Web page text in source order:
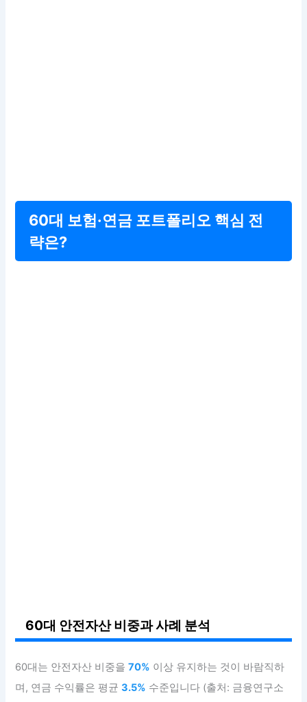
60대 보험·연금 포트폴리오 핵심 전
략은?
60대 안전자산 비중과 사례 분석
60대는 안전자산 비중을70% 이상 유지하는 것이 바람직하
며, 연금 수익률은 평균3.5% 수준입니다 (출처: 금융연구소